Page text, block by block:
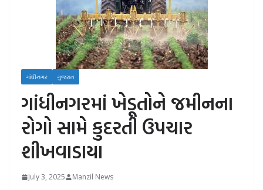
ગાંધીનગર ગુજરાત
ગાંધીનગરમાં ખેડૂતોને જમીનના
રોગો સામે કુદરતી ઉપચાર
શીખવાડાયા
July 3, 2025 Manzil News